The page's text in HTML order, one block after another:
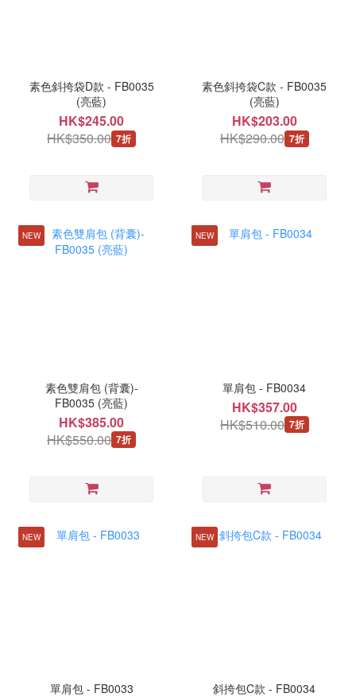
素色斜挎袋D款 - FB0035
(亮藍)
HK$245.00
HK$350.00 7折
素色斜挎袋C款 - FB0035
(亮藍)
HK$203.00
HK$290.00 7折
NEW
素色雙肩包 (背囊)-
FB0035 (亮藍)
HK$385.00
HK$550.00 7折
NEW
單肩包 - FB0034
HK$357.00
HK$510.00 7折
NEW
單肩包 - FB0033
NEW
斜挎包C款 - FB0034